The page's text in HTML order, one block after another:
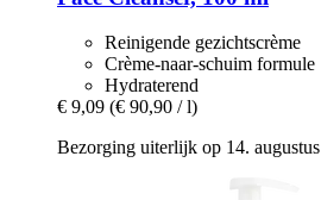
Reinigende gezichtscrème
Crème-naar-schuim formule
Hydraterend
€ 9,09 (€ 90,90 / l)
Bezorging uiterlijk op 14. augustus